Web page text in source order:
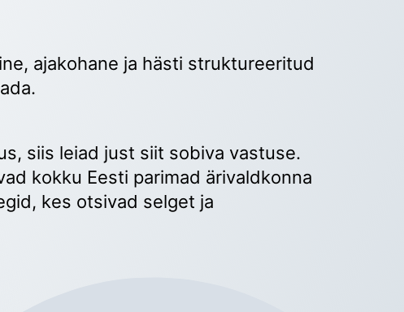
ajakohane ja hästi struktureeritud
siis leiad just siit sobiva vastuse.
kokku Eesti parimad ärivaldkonna
kes otsivad selget ja